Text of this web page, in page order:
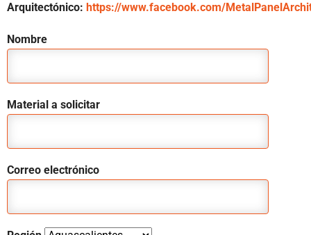
Arquitectónico: https://www.facebook.com/
Nombre
Material a solicitar
Correo electrónico